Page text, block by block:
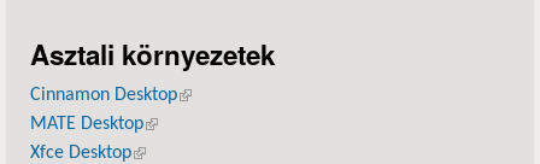
Asztali környezetek
Cinnamon Desktop(külső hivatkozás)
MATE Desktop(külső hivatkozás)
Xfce Desktop(külső hivatkozás)